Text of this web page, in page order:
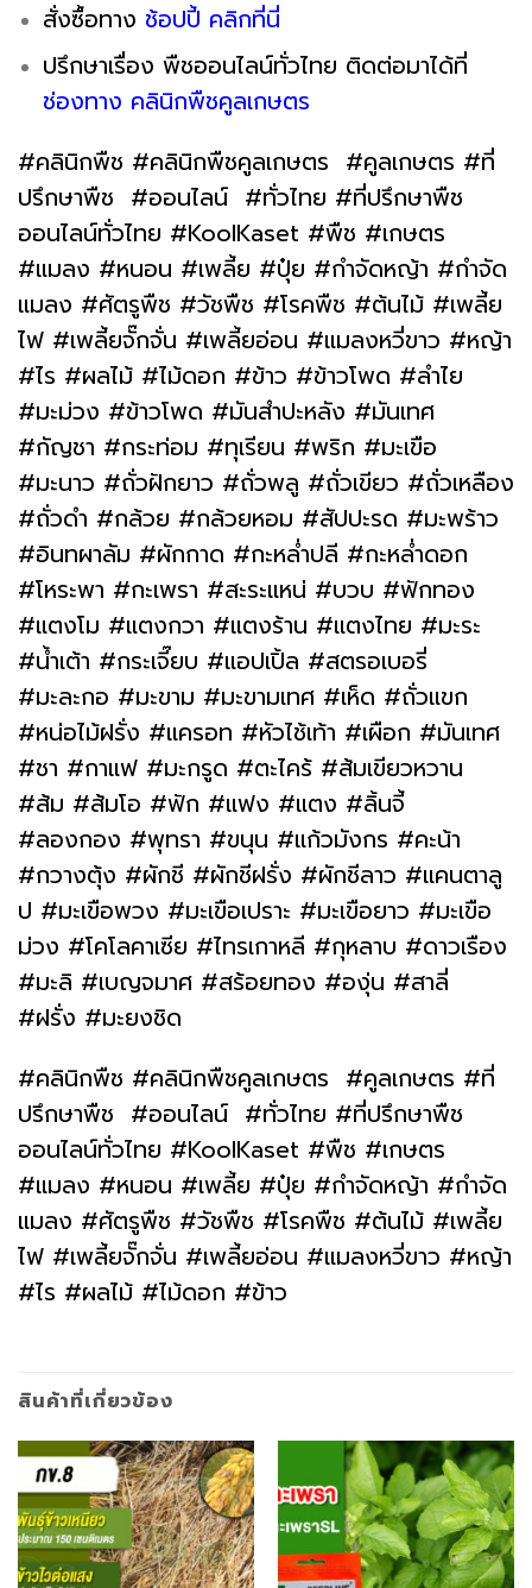
สั่งซื้อทาง ช้อปปี้ คลิกที่นี่
ปรึกษาเรื่อง พืชออนไลน์ทั่วไทย ติดต่อมาได้ที่
ช่องทาง คลินิกพืชคูลเกษตร
#คลินิกพืช #คลินิกพืชคูลเกษตร #คูลเกษตร #ที่
ปรึกษาพืช #ออนไลน์ #ทั่วไทย #ที่ปรึกษาพืช
ออนไลน์ทั่วไทย #KoolKaset #พืช #เกษตร
#แมลง #หนอน #เพลี้ย #ปุ๋ย #กำจัดหญ้า #กำจัด
แมลง #ศัตรูพืช #วัชพืช #โรคพืช #ต้นไม้ #เพลี้ย
ไฟ #เพลี้ยจั๊กจั่น #เพลี้ยอ่อน #แมลงหวี่ขาว #หญ้า
#ไร #ผลไม้ #ไม้ดอก #ข้าว #ข้าวโพด #ลำไย
#มะม่วง #ข้าวโพด #มันสำปะหลัง #มันเทศ
#กัญชา #กระท่อม #ทุเรียน #พริก #มะเขือ
#มะนาว #ถั่วฝักยาว #ถั่วพลู #ถั่วเขียว #ถั่วเหลือง
#ถั่วดำ #กล้วย #กล้วยหอม #สัปปะรด #มะพร้าว
#อินทผาลัม #ผักกาด #กะหล่ำปลี #กะหล่ำดอก
#โหระพา #กะเพรา #สะระแหน่ #บวบ #ฟักทอง
#แตงโม #แตงกวา #แตงร้าน #แตงไทย #มะระ
#น้ำเต้า #กระเจี๊ยบ #แอปเปิ้ล #สตรอเบอรี่
#มะละกอ #มะขาม #มะขามเทศ #เห็ด #ถั่วแขก
#หน่อไม้ฝรั่ง #แครอท #หัวไช้เท้า #เผือก #มันเทศ
#ชา #กาแฟ #มะกรูด #ตะไคร้ #ส้มเขียวหวาน
#ส้ม #ส้มโอ #ฟัก #แฟง #แตง #ลิ้นจี้
#ลองกอง #พุทรา #ขนุน #แก้วมังกร #คะน้า
#กวางตุ้ง #ผักชี #ผักชีฝรั่ง #ผักชีลาว #แคนตาลู
ป #มะเขือพวง #มะเขือเปราะ #มะเขือยาว #มะเขือ
ม่วง #โคโลคาเซีย #ไทรเกาหลี #กุหลาบ #ดาวเรือง
#มะลิ #เบญจมาศ #สร้อยทอง #องุ่น #สาลี่
#ฝรั่ง #มะยงชิด
#คลินิกพืช #คลินิกพืชคูลเกษตร #คูลเกษตร #ที่
ปรึกษาพืช #ออนไลน์ #ทั่วไทย #ที่ปรึกษาพืช
ออนไลน์ทั่วไทย #KoolKaset #พืช #เกษตร
#แมลง #หนอน #เพลี้ย #ปุ๋ย #กำจัดหญ้า #กำจัด
แมลง #ศัตรูพืช #วัชพืช #โรคพืช #ต้นไม้ #เพลี้ย
ไฟ #เพลี้ยจั๊กจั่น #เพลี้ยอ่อน #แมลงหวี่ขาว #หญ้า
#ไร #ผลไม้ #ไม้ดอก #ข้าว
สินค้าที่เกี่ยวข้อง